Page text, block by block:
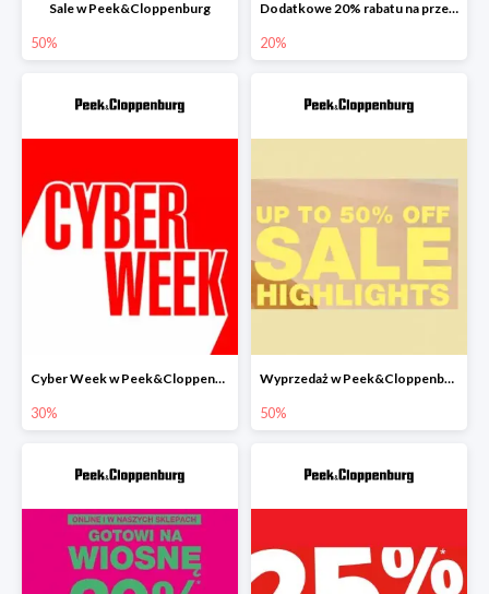
Sale w Peek&Cloppenburg
50%
Dodatkowe 20% rabatu na przecenione produkty w Peek&Cloppenburg dla Insiderów
20%
Cyber Week w Peek&Cloppenburg do -30%
30%
Wyprzedaż w Peek&Cloppenburg do -50%
50%